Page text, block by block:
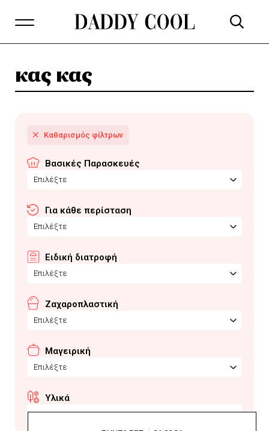
κας κας
Βασικές Παρασκευές
Επιλέξτε
Για κάθε περίσταση
Επιλέξτε
Ειδική διατροφή
Επιλέξτε
Ζαχαροπλαστική
Επιλέξτε
Μαγειρική
Επιλέξτε
Υλικά
κας κας